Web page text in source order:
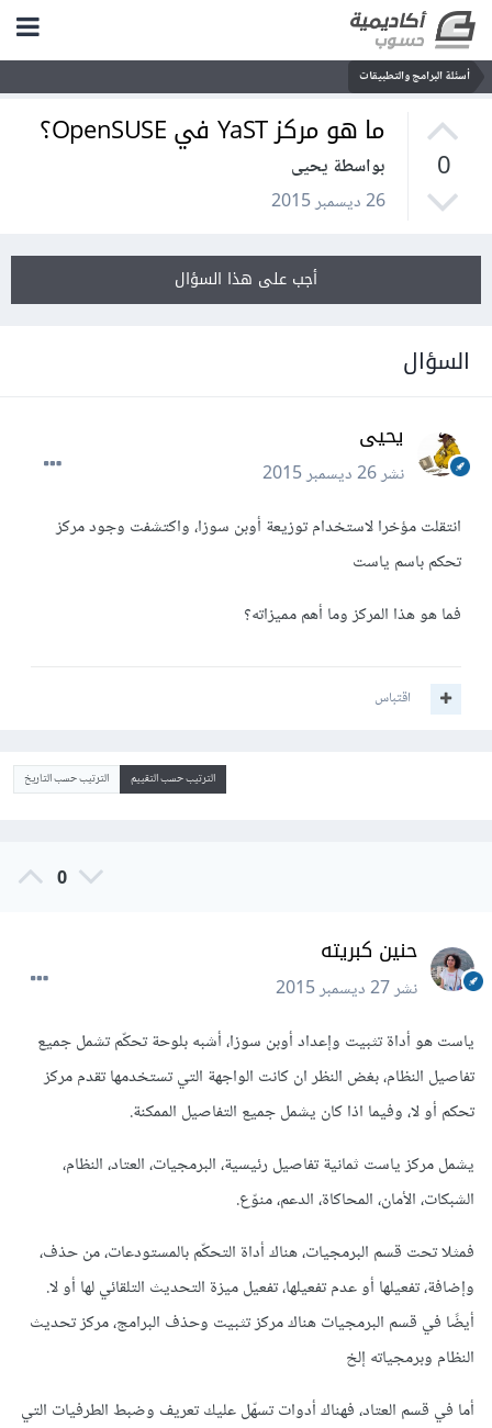
أسئلة البرامج والتطبيقات
0
ما هو مركز YaST في OpenSUSE؟
بواسطة يحيى
26 ديسمبر 2015
أجب على هذا السؤال
السؤال
يحيى
نشر26 ديسمبر 2015
انتقلت مؤخرا لاستخدام توزيعة أوبن سوزا، واكتشفت وجود مركز
تحكم باسم ياست
فما هو هذا المركز وما أهم مميزاته؟
اقتباس
الترتيب حسب التقييم الترتيب حسب التاريخ
0
حنين كبريته
نشر27 ديسمبر 2015
ياست هو أداة تثبيت وإعداد أوبن سوزا، أشبه بلوحة تحكّم تشمل جميع
تفاصيل النظام، بغض النظر ان كانت الواجهة التي تستخدمها تقدم مركز
تحكم أو لا، وفيما اذا كان يشمل جميع التفاصيل الممكنة.
يشمل مركز ياست ثمانية تفاصيل رئيسية، البرمجيات، العتاد، النظام،
الشبكات، الأمان، المحاكاة، الدعم، منوّع.
فمثلا تحت قسم البرمجيات، هناك أداة التحكّم بالمستودعات، من حذف،
وإضافة، تفعيلها أو عدم تفعيلها، تفعيل ميزة التحديث التلقائي لها أو لا.
أيضًا في قسم البرمجيات هناك مركز تثبيت وحذف البرامج، مركز تحديث
النظام وبرمجياته إلخ
أما في قسم العتاد، فهناك أدوات تسهّل عليك تعريف وضبط الطرفيات التي